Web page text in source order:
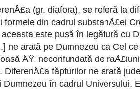
(gr. diafora), se referă la
formele din cadrul substanÅ£ei
este pusă în legătură cu
ne arată pe Dumnezeu ca Cel
ÅŸi neconfundată de
DiferenÅ£a făpturilor ne arată
Dumnezeu în cadrul Universului.